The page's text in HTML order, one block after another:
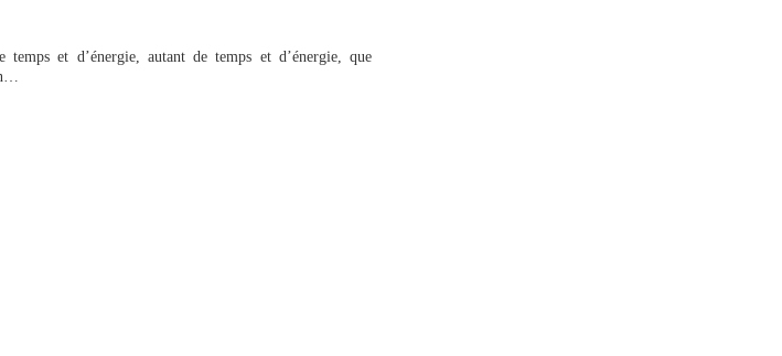
et d’énergie, autant de temps et d’énergie, que